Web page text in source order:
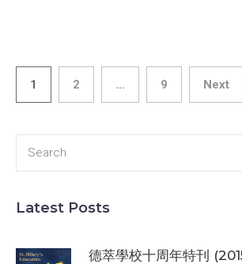
Posts
1 2 … 9 Next
Latest Posts
德萃學校十周年特刊